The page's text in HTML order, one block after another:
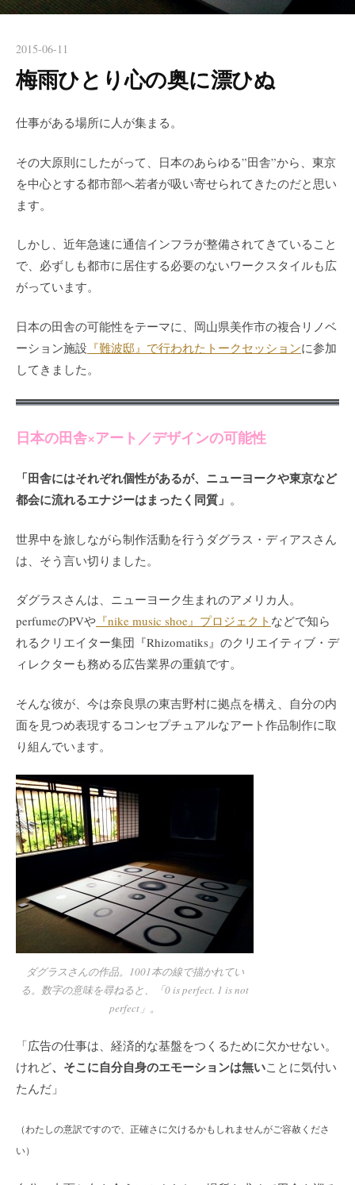
2015-06-11
梅雨ひとり心の奥に漂ひぬ
仕事がある場所に人が集まる。
その大原則にしたがって、日本のあらゆる”田舎”から、東京
を中心とする都市部へ若者が吸い寄せられてきたのだと思い
ます。
しかし、近年急速に通信インフラが整備されてきていること
で、必ずしも都市に居住する必要のないワークスタイルも広
がっています。
日本の田舎の可能性をテーマに、岡山県美作市の複合リノベ
ーション施設 『難波邸』で行われたトークセッションに参加
してきました。
日本の田舎×アート／デザインの可能性
「田舎にはそれぞれ個性があるが、ニューヨークや東京など
都会に流れるエナジーはまったく同質」 。
世界中を旅しながら制作活動を行うダグラス・ディアスさん
は、そう言い切りました。
ダグラスさんは、ニューヨーク生まれのアメリカ人。
perfumeのPVや 『nike music shoe』プロジェクト などで知ら
れるクリエイター集団『Rhizomatiks』のクリエイティブ・デ
ィレクターも務める広告業界の重鎮です。
そんな彼が、今は奈良県の東吉野村に拠点を構え、自分の内
面を見つめ表現するコンセプチュアルなアート作品制作に取
り組んでいます。
ダグラスさんの作品。1001本の線で描かれてい
る。数字の意味を尋ねると、「0 is perfect. 1 is not
perfect」。
「広告の仕事は、経済的な基盤をつくるために欠かせない。
けれど、そこに自分自身のエモーションは無いことに気付い
たんだ」
（わたしの意訳ですので、正確さに欠けるかもしれませんがご容赦くださ
い）